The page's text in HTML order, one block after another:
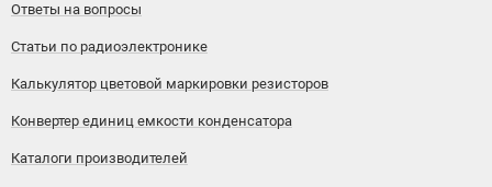
Ответы на вопросы
Статьи по радиоэлектронике
Калькулятор цветовой маркировки резисторов
Конвертер единиц емкости конденсатора
Каталоги производителей